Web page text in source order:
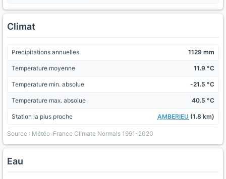
Climat
Precipitations annuelles 1129 mm
Temperature moyenne 11.9 °C
Temperature min. absolue -21.5 °C
Temperature max. absolue 40.5 °C
Station la plus proche AMBERIEU (1.8 km)
Source : Météo-France Climate Normals 1991-2020
Eau